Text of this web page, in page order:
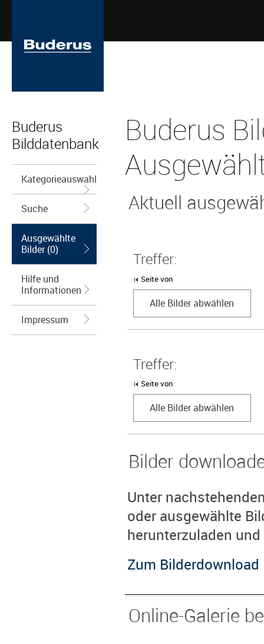
Buderus
Bilddatenbank
Kategorieauswahl
Suche
Ausgewählte
Bilder (0)
Hilfe und
Informationen
Impressum
Buderus
Aktuell
Treffer:
Seite von
Alle Bilder abwählen
Treffer:
Seite von
Alle Bilder abwählen
Bilder
Unter
oder ausgewählte
herunterzuladen
Zum Bilderdownload
Online-Galerie